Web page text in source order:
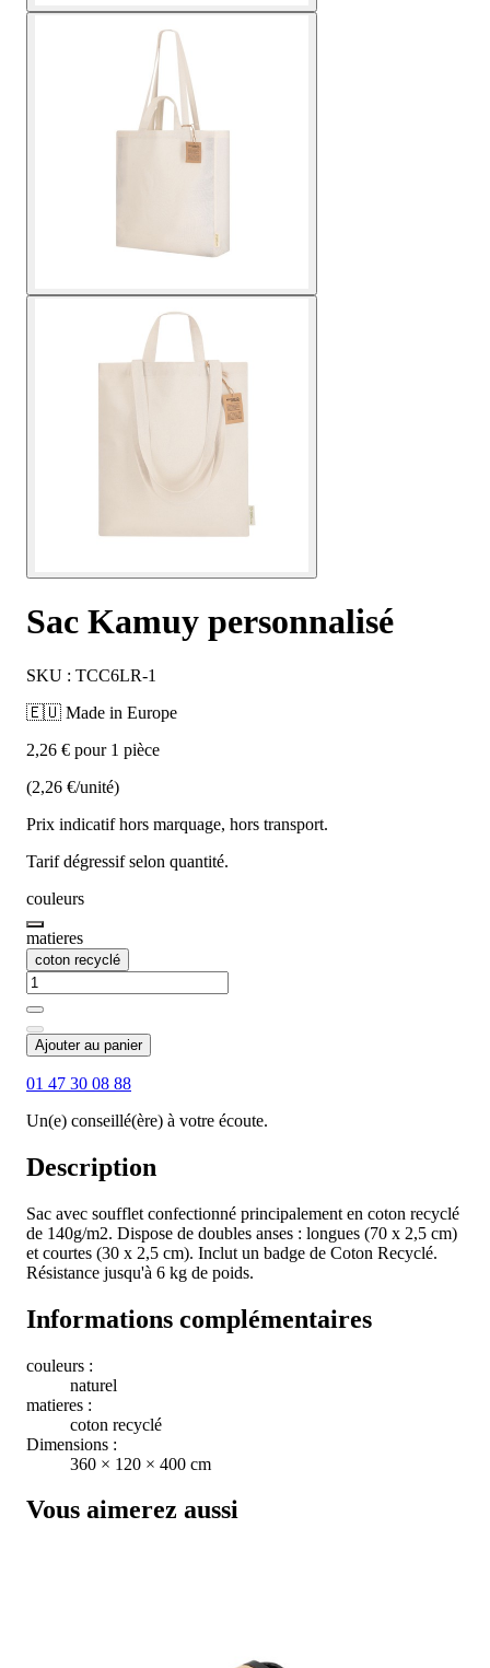
Sac Kamuy personnalisé
SKU : TCC6LR-1
🇪🇺 Made in Europe
2,26 € pour 1 pièce
(2,26 €/unité)
Prix indicatif hors marquage, hors transport.
Tarif dégressif selon quantité.
couleurs
matieres
coton recyclé
Ajouter au panier
01 47 30 08 88
Un(e) conseillé(ère) à votre écoute.
Description
Sac avec soufflet confectionné principalement en coton recyclé
de 140g/m2. Dispose de doubles anses : longues (70 x 2,5 cm)
et courtes (30 x 2,5 cm). Inclut un badge de Coton Recyclé.
Résistance jusqu'à 6 kg de poids.
Informations complémentaires
couleurs :
naturel
matieres :
coton recyclé
Dimensions :
360 × 120 × 400 cm
Vous aimerez aussi